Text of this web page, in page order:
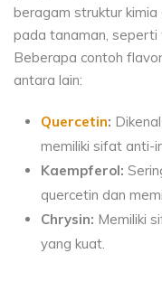
beragam struktur
pada tanaman, seperti
Beberapa contoh
antara lain:
Quercetin:
memiliki sifat anti-
Kaempferol:
quercetin dan
Chrysin: Memiliki
yang kuat.